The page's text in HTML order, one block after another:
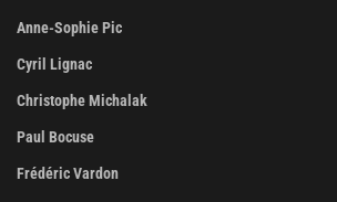
Anne-Sophie Pic
Cyril Lignac
Christophe Michalak
Paul Bocuse
Frédéric Vardon